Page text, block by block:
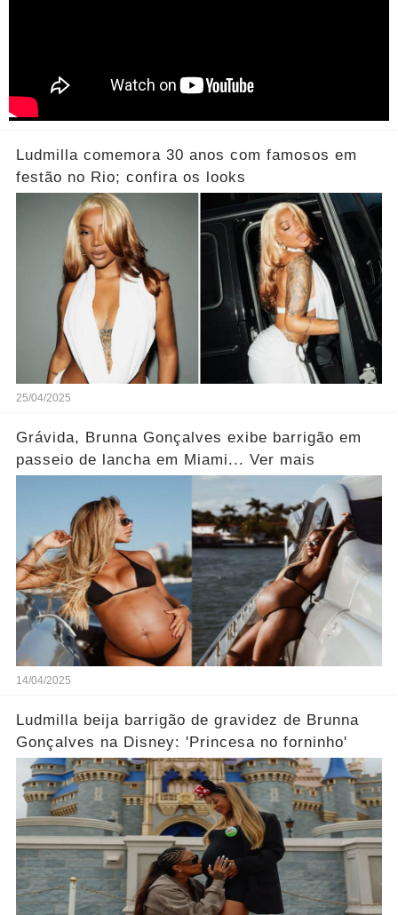
Ludmilla comemora 30 anos com famosos em
festão no Rio; confira os looks
25/04/2025
Grávida, Brunna Gonçalves exibe barrigão em
passeio de lancha em Miami... Ver mais
14/04/2025
Ludmilla beija barrigão de gravidez de Brunna
Gonçalves na Disney: 'Princesa no forninho'